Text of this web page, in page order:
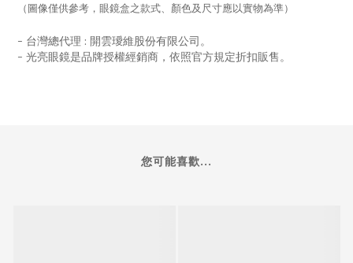
（圖像僅供參考，眼鏡盒之款式、顏色及尺寸應以實物為準）
- 台灣總代理 : 開雲璦維股份有限公司。
- 光亮眼鏡是品牌授權經銷商，依照官方規定折扣販售。
您可能喜歡...